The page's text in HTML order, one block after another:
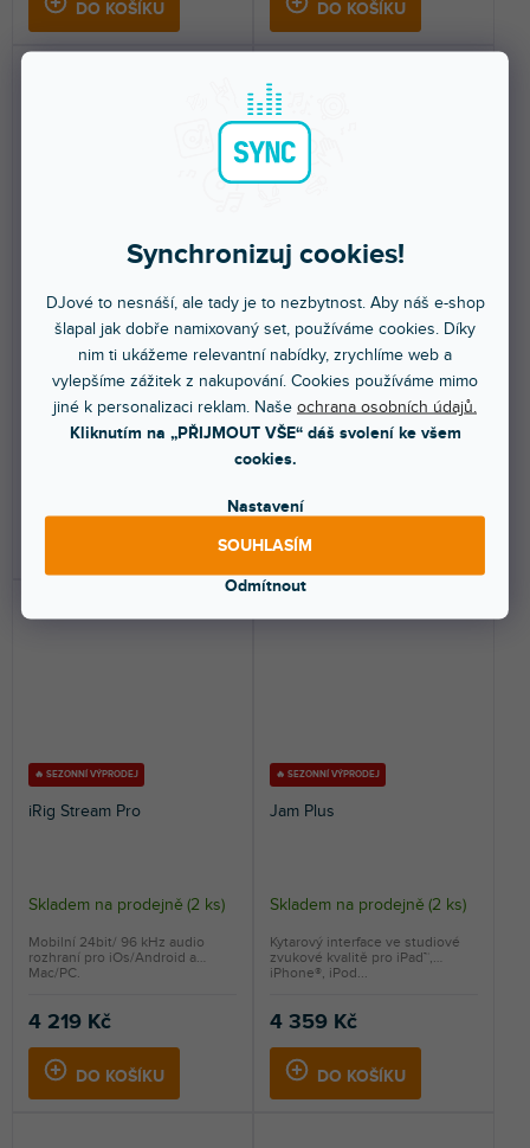
Synchronizuj cookies!
DJové to nesnáší, ale tady je to nezbytnost. Aby náš e-shop
šlapal jak dobře namixovaný set, používáme cookies. Díky
nim ti ukážeme relevantní nabídky, zrychlíme web a
vylepšíme zážitek z nakupování. Cookies používáme mimo
jiné k personalizaci reklam. Naše ochrana osobních údajů.
Kliknutím na „PŘIJMOUT VŠE“ dáš svolení ke všem
cookies.
Nastavení
Odmítnout
SOUHLASÍM
DO KOŠÍKU
hvězdiček.
DO KOŠÍKU
Skladem na prodejně 3 ks
USB audio rozhraní pro
PC/MAC/iPad/iPhone s
napájením ze sběrnice.
Skladem na prodejně 2 ks
USB audio rozhraní pro
PC/MAC/iPad/iPhone s
napájením ze sběrnice.
🔥 SEZONNÍ VÝPRODEJ
iRig Stream Pro
Skladem na prodejně (2 ks)
4 219 Kč
DO KOŠÍKU
Mobilní 24bit/ 96 kHz audio
rozhraní pro iOs/Android a
Mac/PC.
🔥 SEZONNÍ VÝPRODEJ
Jam Plus
Skladem na prodejně (2 ks)
4 359 Kč
DO KOŠÍKU
Kytarový interface ve studiové
zvukové kvalitě pro iPad™,
iPhone®, iPod...